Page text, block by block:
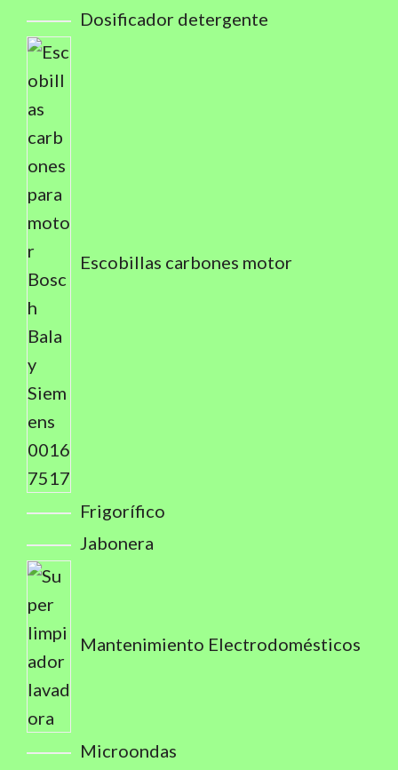
Dosificador detergente
Escobillas carbones motor
Frigorífico
Jabonera
Mantenimiento Electrodomésticos
Microondas